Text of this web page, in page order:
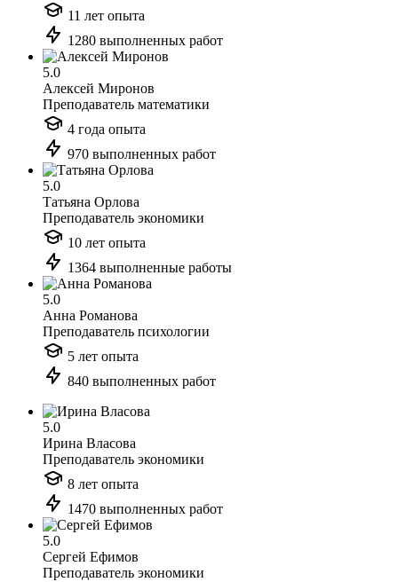
11 лет опыта
1280 выполненных работ
5.0
Алексей Миронов
Преподаватель математики
4 года опыта
970 выполненных работ
5.0
Татьяна Орлова
Преподаватель экономики
10 лет опыта
1364 выполненные работы
5.0
Анна Романова
Преподаватель психологии
5 лет опыта
840 выполненных работ
5.0
Ирина Власова
Преподаватель экономики
8 лет опыта
1470 выполненных работ
5.0
Сергей Ефимов
Преподаватель экономики